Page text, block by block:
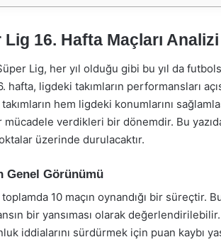
Lig 16. Hafta Maçları Analizi
Lig, her yıl olduğu gibi bu yıl da
hafta, ligdeki takımların performansları
hem ligdeki konumlarını
verdikleri bir dönemdir. Bu
üzerinde durulacaktır.
Genel Görünümü
toplamda 10 maçın oynandığı bir süreçtir.
bir yansıması olarak
iddialarını sürdürmek için puan kaybı